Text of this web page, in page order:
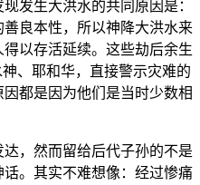
发生大洪水的共同原因是：
良本性，所以神降大洪水来
以存活延续。这些劫后余生
、耶和华，直接警示灾难的
都是因为他们是当时少数相
，然而留给后代子孙的不是
。其实不难想像：经过惨痛